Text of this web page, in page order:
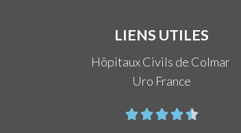
LIENS UTILES
Hôpitaux Civils de Colmar
Uro France
